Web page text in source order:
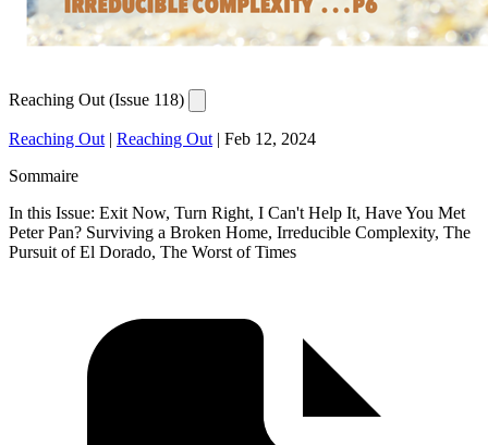
Reaching Out (Issue 118)
Reaching Out | Reaching Out | Feb 12, 2024
Sommaire
In this Issue: Exit Now, Turn Right, I Can't Help It, Have You Met
Peter Pan? Surviving a Broken Home, Irreducible Complexity, The
Pursuit of El Dorado, The Worst of Times